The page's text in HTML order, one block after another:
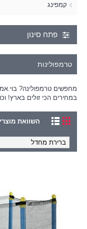
קמפינג
פתח סינון
טרמפולינות
מחפשים טרמפולינה?
במחירים הכי זולים בארץ!
השוואת